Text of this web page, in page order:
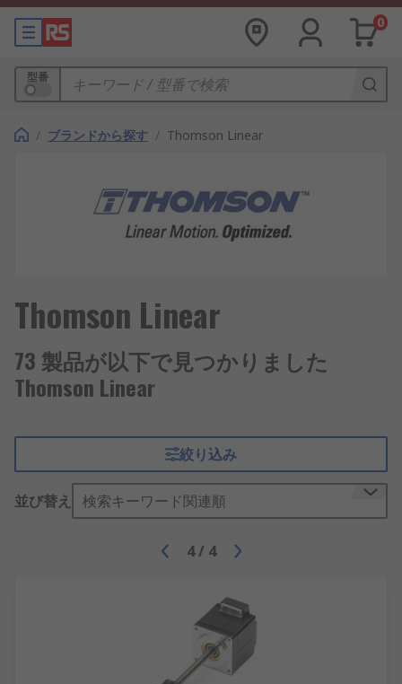
0
型番
/ ブランドから探す / Thomson Linear
Thomson Linear
73 製品が以下で見つかりました
Thomson Linear
絞り込み
並び替え 検索キーワード関連順
4 / 4